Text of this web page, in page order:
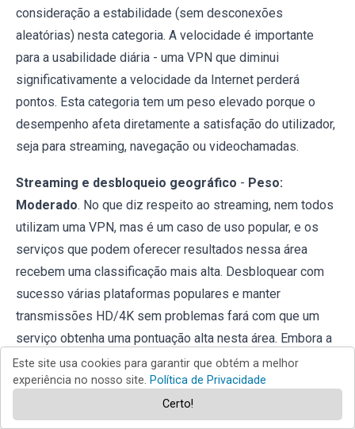
consideração a estabilidade (sem desconexões
aleatórias) nesta categoria. A velocidade é importante
para a usabilidade diária - uma VPN que diminui
significativamente a velocidade da Internet perderá
pontos. Esta categoria tem um peso elevado porque o
desempenho afeta diretamente a satisfação do utilizador,
seja para streaming, navegação ou videochamadas.
Streaming e desbloqueio geográfico - Peso:
Moderado. No que diz respeito ao streaming, nem todos
utilizam uma VPN, mas é um caso de uso popular, e os
serviços que podem oferecer resultados nessa área
recebem uma classificação mais alta. Desbloquear com
sucesso várias plataformas populares e manter
transmissões HD/4K sem problemas fará com que um
serviço obtenha uma pontuação alta nesta área. Embora a
segurança e a velocidade básica sejam prioridades para
todos os utilizadores, a capacidade de streaming de uma
VPN não precisa ser uma função básica. Demos a este
Este site usa cookies para garantir que obtém a melhor
experiência no nosso site. Política de Privacidade
Certo!